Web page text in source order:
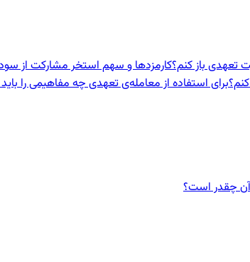
باز کنم؟کارمزدها و سهم استخر مشارکت از
برای استفاده از معامله‌ی تعهدی چه مفاهیمی را
چقدر است؟